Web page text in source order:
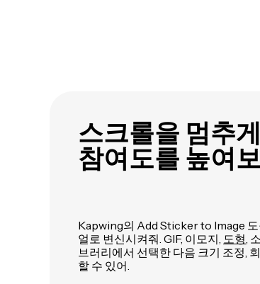
스크롤을 멈추
참여도를 높여
Kapwing의 Add Sticker to Image
얼로 변신시켜줘. GIF, 이모지, 도형 ,
브러리에서 선택한 다음 크기 조정,
할 수 있어.